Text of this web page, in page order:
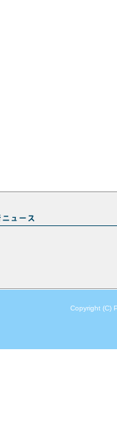
Copyright (C)